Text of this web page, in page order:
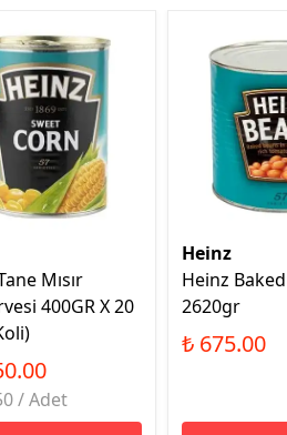
Mısır
400GR X 20
/ Adet
Heinz
Heinz
2620gr
₺ 675.00